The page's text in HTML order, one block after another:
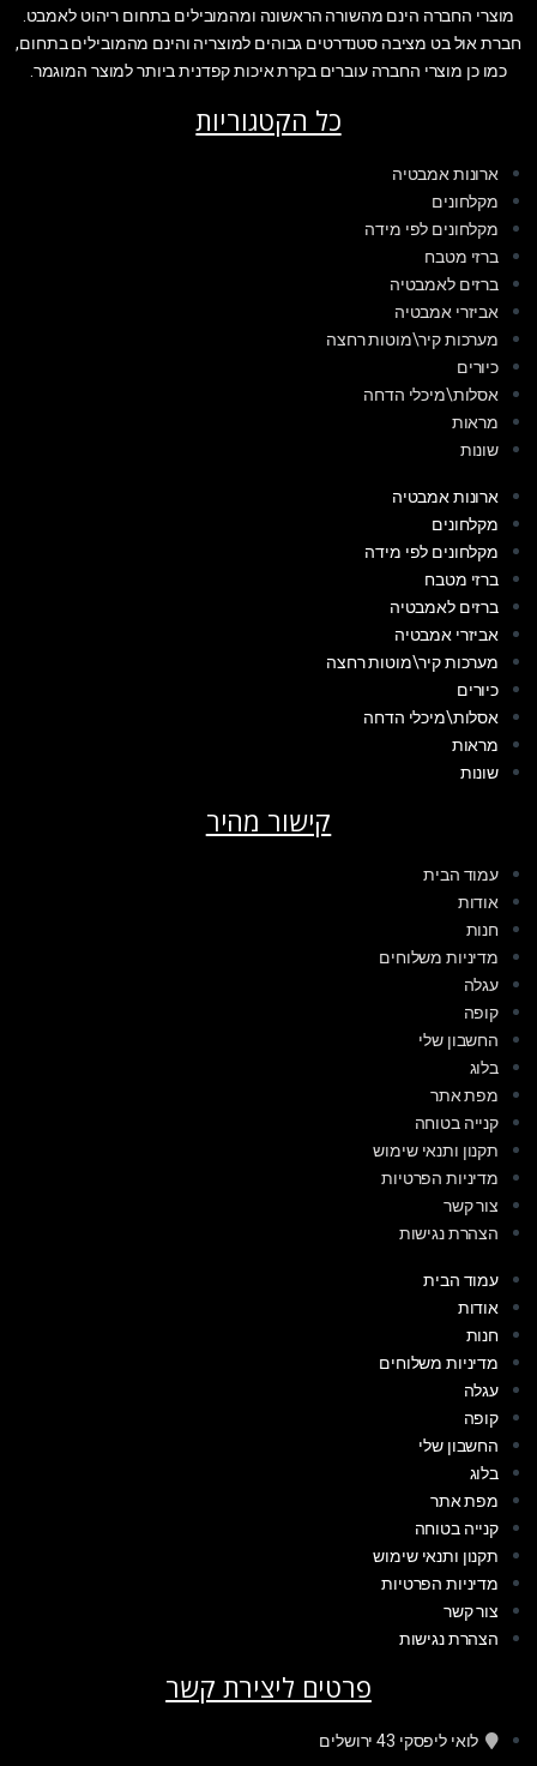
מוצרי החברה הינם מהשורה הראשונה ומהמובילים בתחום ריהוט לאמבט.
חברת אול בט מציבה סטנדרטים גבוהים למוצריה והינם מהמובילים בתחום,
כמו כן מוצרי החברה עוברים בקרת איכות קפדנית ביותר למוצר המוגמר.
כל הקטגוריות
ארונות אמבטיה
מקלחונים
מקלחונים לפי מידה
ברזי מטבח
ברזים לאמבטיה
אביזרי אמבטיה
מערכות קיר\מוטות רחצה
כיורים
אסלות\מיכלי הדחה
מראות
שונות
ארונות אמבטיה
מקלחונים
מקלחונים לפי מידה
ברזי מטבח
ברזים לאמבטיה
אביזרי אמבטיה
מערכות קיר\מוטות רחצה
כיורים
אסלות\מיכלי הדחה
מראות
שונות
קישור מהיר
עמוד הבית
אודות
חנות
מדיניות משלוחים
עגלה
קופה
החשבון שלי
בלוג
מפת אתר
קנייה בטוחה
תקנון ותנאי שימוש
מדיניות הפרטיות
צור קשר
הצהרת נגישות
עמוד הבית
אודות
חנות
מדיניות משלוחים
עגלה
קופה
החשבון שלי
בלוג
מפת אתר
קנייה בטוחה
תקנון ותנאי שימוש
מדיניות הפרטיות
צור קשר
הצהרת נגישות
פרטים ליצירת קשר
לואי ליפסקי 43 ירושלים